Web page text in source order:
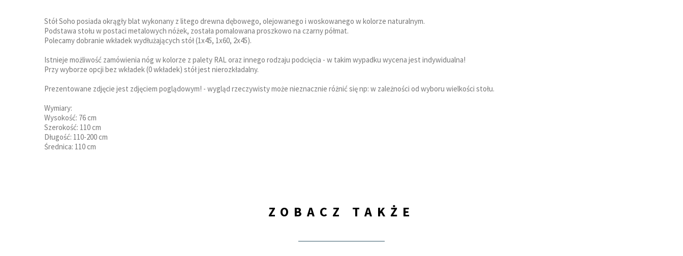
Stół Soho posiada okrągły blat wykonany z litego drewna dębowego, olejowanego i woskowanego w kolorze naturalnym.
Podstawa stołu w postaci metalowych nóżek, została pomalowana proszkowo na czarny półmat.
Polecamy dobranie wkładek wydłużających stół (1x45, 1x60, 2x45).
Istnieje możliwość zamówienia nóg w kolorze z palety RAL oraz innego rodzaju podcięcia - w takim wypadku wycena jest indywidualna!
Przy wyborze opcji bez wkładek (0 wkładek) stół jest nierozkładalny.
Prezentowane zdjęcie jest zdjęciem poglądowym! - wygląd rzeczywisty może nieznacznie różnić się np: w zależności od wyboru wielkości stołu.
Wymiary:
Wysokość: 76 cm
Szerokość: 110 cm
Długość: 110-200 cm
Średnica: 110 cm
ZOBACZ TAKŻE